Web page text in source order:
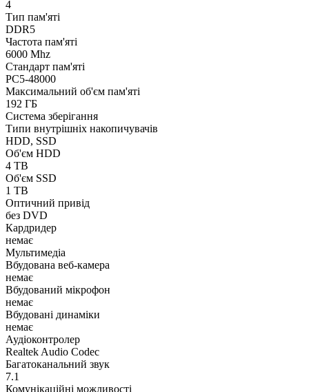
4
Тип пам'яті
DDR5
Частота пам'яті
6000 Mhz
Стандарт пам'яті
PC5-48000
Максимальний об'єм пам'яті
192 ГБ
Система зберігання
Типи внутрішніх накопичувачів
HDD, SSD
Об'єм HDD
4 TB
Об'єм SSD
1 TB
Оптичний привід
без DVD
Кардридер
немає
Мультимедіа
Вбудована веб-камера
немає
Вбудований мікрофон
немає
Вбудовані динаміки
немає
Аудіоконтролер
Realtek Audio Codec
Багатоканальний звук
7.1
Комунікаційні можливості